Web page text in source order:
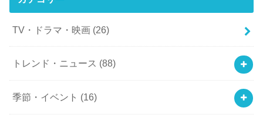
TV・ドラマ・映画 (26)
トレンド・ニュース (88)
季節・イベント (16)